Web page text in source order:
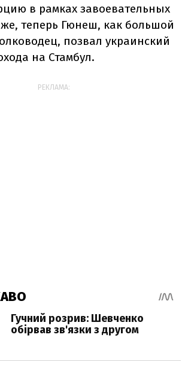
в рамках завоевательных
теперь Гюнеш, как большой
позвал украинский
на Стамбул.
РЕКЛАМА: